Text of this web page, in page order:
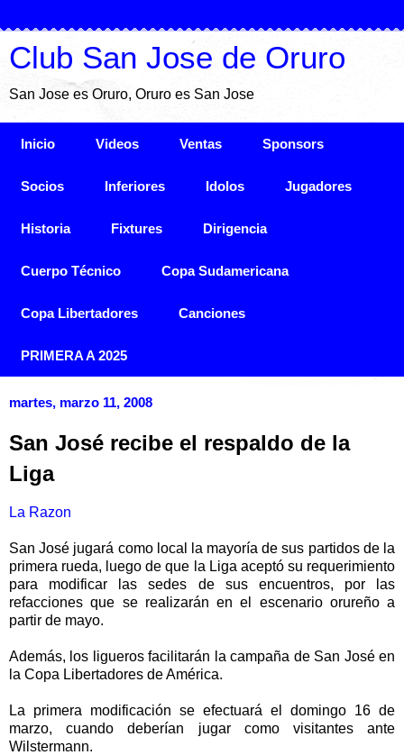
Club San Jose de Oruro
San Jose es Oruro, Oruro es San Jose
Inicio Videos Ventas Sponsors
Socios Inferiores Idolos Jugadores
Historia Fixtures Dirigencia
Cuerpo Técnico Copa Sudamericana
Copa Libertadores Canciones
PRIMERA A 2025
martes, marzo 11, 2008
San José recibe el respaldo de la
Liga
La Razon
San José jugará como local la mayoría de sus partidos de la
primera rueda, luego de que la Liga aceptó su requerimiento
para modificar las sedes de sus encuentros, por las
refacciones que se realizarán en el escenario orureño a
partir de mayo.
Además, los ligueros facilitarán la campaña de San José en
la Copa Libertadores de América.
La primera modificación se efectuará el domingo 16 de
marzo, cuando deberían jugar como visitantes ante
Wilstermann.